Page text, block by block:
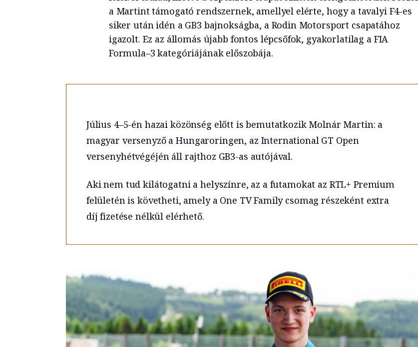
a Martint támogató rendszernek, amellyel elérte, hogy a tavalyi F4-es
siker után idén a GB3 bajnokságba, a Rodin Motorsport csapatához
igazolt. Ez az állomás újabb fontos lépcsőfok, gyakorlatilag a FIA
Formula–3 kategóriájának előszobája.
Július 4–5-én hazai közönség előtt is bemutatkozik Molnár Martin: a
magyar versenyző a Hungaroringen, az International GT Open
versenyhétvégéjén áll rajthoz GB3-as autójával.
Aki nem tud kilátogatni a helyszínre, az a futamokat az RTL+ Premium
felületén is követheti, amely a One TV Family csomag részeként extra
díj fizetése nélkül elérhető.